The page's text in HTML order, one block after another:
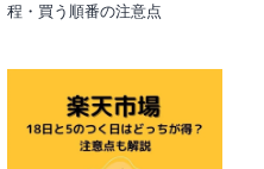
程・買う順番の注意点